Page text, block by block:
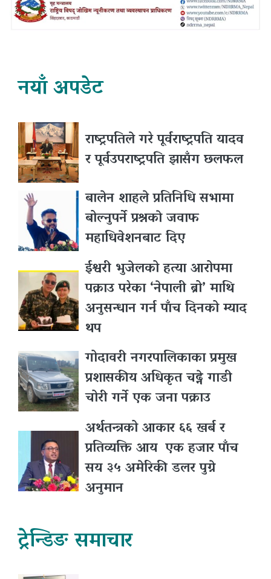
नयाँ अपडेट
राष्ट्रपतिले गरे पूर्वराष्ट्रपति यादव
र पूर्वउपराष्ट्रपति झासँग छलफल
बालेन शाहले प्रतिनिधि सभामा
बोल्नुपर्ने प्रश्नकाे जवाफ
महाधिवेशनबाट दिए
ईश्वरी भुजेलको हत्या आरोपमा
पक्राउ परेका ‘नेपाली ब्रो’ माथि
अनुसन्धान गर्न पाँच दिनको म्याद
थप
गोदावरी नगरपालिकाका प्रमुख
प्रशासकीय अधिकृत चढ्ने गाडी
चोरी गर्ने एक जना पक्राउ
अर्थतन्त्रको आकार ६६ खर्ब र
प्रतिव्यक्ति आय एक हजार पाँच
सय ३५ अमेरिकी डलर पुग्ने
अनुमान
ट्रेन्डिङ समाचार